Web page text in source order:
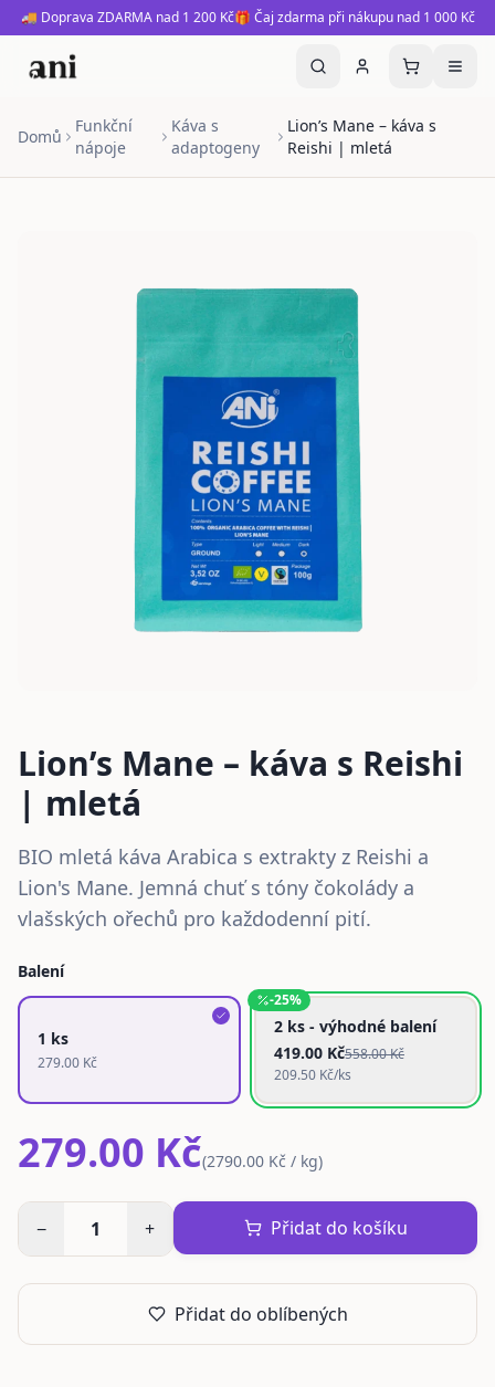
🚚 Doprava ZDARMA nad 1 200 Kč🎁 Čaj zdarma při nákupu nad 1 000 Kč
Domů
Funkční
nápoje
Káva s
adaptogeny
Lion’s Mane – káva s
Reishi | mletá
Lion’s Mane – káva s Reishi
| mletá
BIO mletá káva Arabica s extrakty z Reishi a
Lion's Mane. Jemná chuť s tóny čokolády a
vlašských ořechů pro každodenní pití.
Balení
1 ks
279.00 Kč
2 ks - výhodné balení
419.00 Kč558.00Kč
209.50 Kč/ks
-25%
279.00 Kč(2790.00 Kč / kg)
− 1 + Přidat do košíku
Přidat do oblíbených